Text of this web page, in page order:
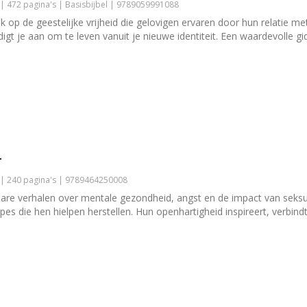
pagina's | Basisbijbel | 9789059991088
op de geestelijke vrijheid die gelovigen ervaren door hun relatie
je aan om te leven vanuit je nieuwe identiteit. Een waardevolle
pagina's | 9789464250008
verhalen over mentale gezondheid, angst en de impact van
die hen hielpen herstellen. Hun openhartigheid inspireert,